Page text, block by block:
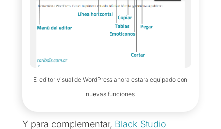
El editor visual de WordPress ahora estará equipado con
nuevas funciones
Y para complementar, Black Studio